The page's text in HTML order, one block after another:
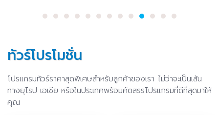
ทัวร์โปรโมชั่น
โปรแกรมทัวร์ราคาสุดพิเศษสำหรับลูกค้าของเรา ไม่ว่าจะเป็นเส้น
ทางยุโรป เอเชีย หรือในประเทศพร้อมคัดสรรโปรแกรมที่ดีที่สุดมาให้
คุณ